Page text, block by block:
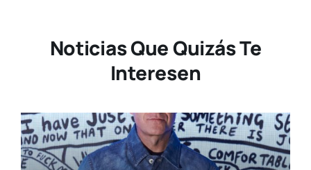
Noticias Que Quizás Te
Interesen